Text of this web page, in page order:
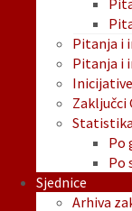
Pitanja i
Pitanja i
Zaključci
Po
Po
Sjednice
Arhiva